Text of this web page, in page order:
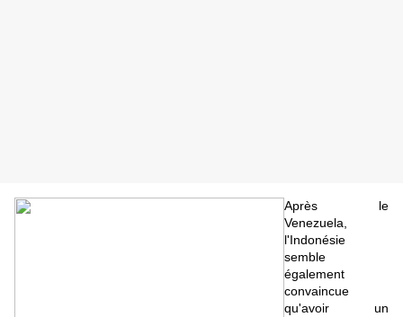
Après le
Venezuela,
l'Indonésie
semble
également
convaincue
qu'avoir un